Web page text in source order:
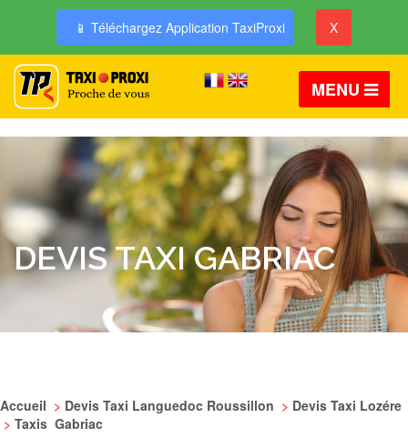
📱 Téléchargez Application TaxiProxi X
MENU
DEVIS TAXI GABRIAC
Accueil > Devis Taxi Languedoc Roussillon > Devis Taxi Lozére
> Taxis Gabriac